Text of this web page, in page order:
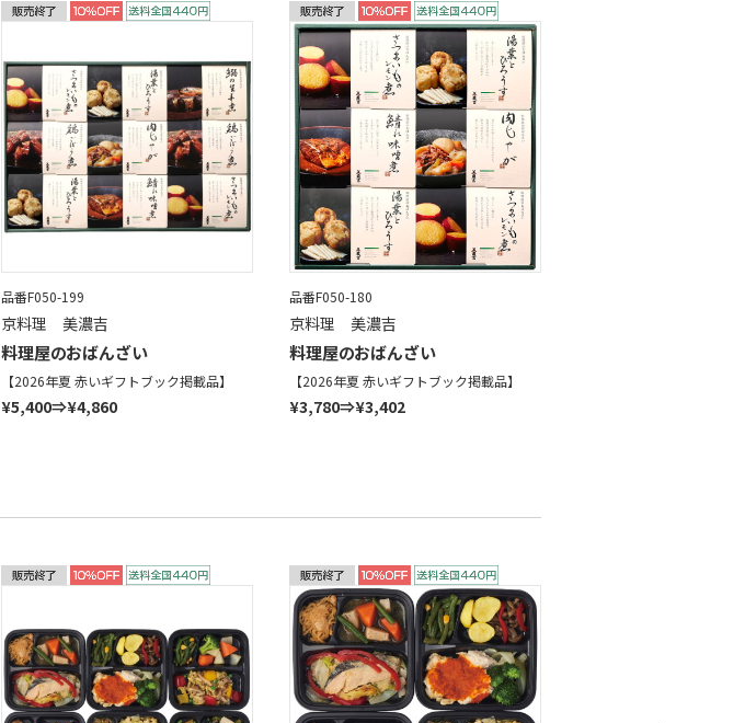
品番F050-199
京料理 美濃吉
料理屋のおばんざい
【2026年夏 赤いギフトブック掲載品】
¥5,400⇒¥4,860
品番F050-180
京料理 美濃吉
料理屋のおばんざい
【2026年夏 赤いギフトブック掲載品】
¥3,780⇒¥3,402